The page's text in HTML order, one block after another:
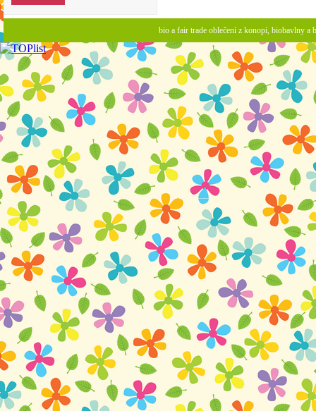
bio a fair trade oblečení z konopí, biobavlny a